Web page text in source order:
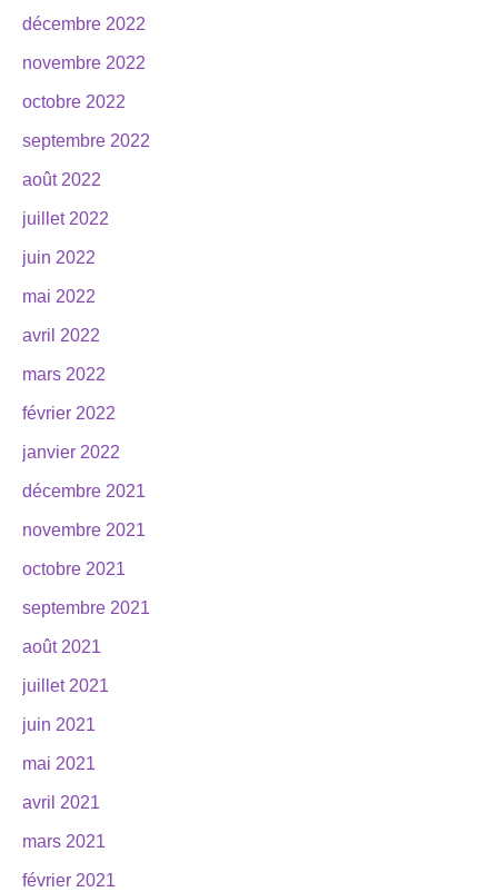
décembre 2022
novembre 2022
octobre 2022
septembre 2022
août 2022
juillet 2022
juin 2022
mai 2022
avril 2022
mars 2022
février 2022
janvier 2022
décembre 2021
novembre 2021
octobre 2021
septembre 2021
août 2021
juillet 2021
juin 2021
mai 2021
avril 2021
mars 2021
février 2021